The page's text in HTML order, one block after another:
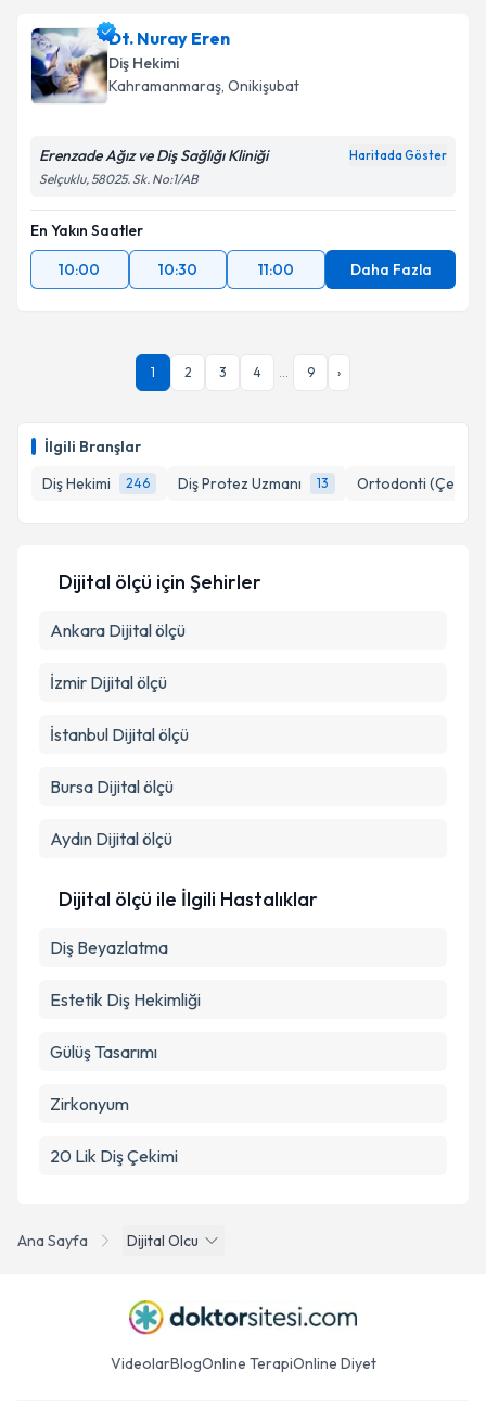
İlgili Branşlar
Diş Hekimi
246 Diş Protez Uzmanı 13 Ortodonti (Çene-
Dt. Nuray Eren
Diş Hekimi
Kahramanmaraş, Onikişubat
Erenzade Ağız ve Diş Sağlığı Kliniği Haritada Göster
Selçuklu, 58025. Sk. No:1/AB
En Yakın Saatler
10:00
10:30 11:00 Daha Fazla
1 2 3 4 ... 9 ›
Ana Sayfa Dijital Olcu
Dijital ölçü için Şehirler
Ankara Dijital ölçü
İzmir Dijital ölçü
İstanbul Dijital ölçü
Bursa Dijital ölçü
Aydın Dijital ölçü
Dijital ölçü ile İlgili Hastalıklar
Diş Beyazlatma
Estetik Diş Hekimliği
Gülüş Tasarımı
Zirkonyum
20 Lik Diş Çekimi
VideolarBlogOnline TerapiOnline Diyet